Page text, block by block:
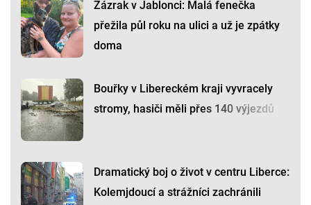
Zázrak v Jablonci: Malá fenečka
přežila půl roku na ulici a už je zpátky
doma
Bouřky v Libereckém kraji vyvracely
stromy, hasiči měli přes 140 výjezdů
Dramatický boj o život v centru Liberce:
Kolemjdoucí a strážníci zachránili